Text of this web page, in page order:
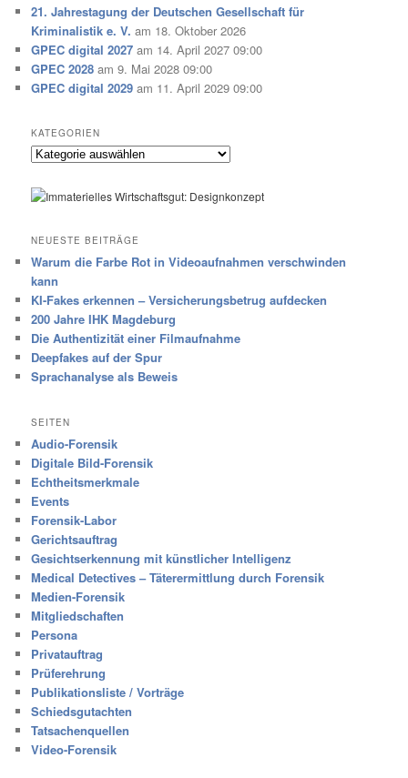
21. Jahrestagung der Deutschen Gesellschaft für
Kriminalistik e. V. am 18. Oktober 2026
GPEC digital 2027 am 14. April 2027 09:00
GPEC 2028 am 9. Mai 2028 09:00
GPEC digital 2029 am 11. April 2029 09:00
KATEGORIEN
Kategorien
NEUESTE BEITRÄGE
Warum die Farbe Rot in Videoaufnahmen verschwinden
kann
KI-Fakes erkennen – Versicherungsbetrug aufdecken
200 Jahre IHK Magdeburg
Die Authentizität einer Filmaufnahme
Deepfakes auf der Spur
Sprachanalyse als Beweis
SEITEN
Audio-Forensik
Digitale Bild-Forensik
Echtheitsmerkmale
Events
Forensik-Labor
Gerichtsauftrag
Gesichtserkennung mit künstlicher Intelligenz
Medical Detectives – Täterermittlung durch Forensik
Medien-Forensik
Mitgliedschaften
Persona
Privatauftrag
Prüferehrung
Publikationsliste / Vorträge
Schiedsgutachten
Tatsachenquellen
Video-Forensik